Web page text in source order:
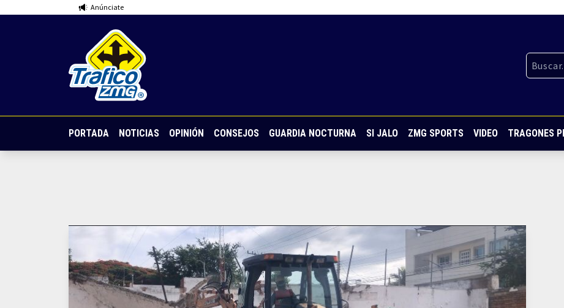
Anúnciate
PORTADA NOTICIAS OPINIÓN CONSEJOS GUARDIA NOCTURNA SI JALO ZMG SPORTS VIDEO TRAGONES